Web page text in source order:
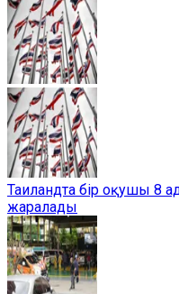
Таиландта бір оқушы 8
жаралады